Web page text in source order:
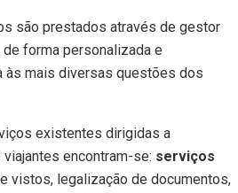
são prestados através de gestor
forma personalizada e
às mais diversas questões dos
existentes dirigidas a
encontram-se: serviços
vistos, legalização de documentos,